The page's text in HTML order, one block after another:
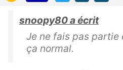
snoopy80 a écrit
Je ne fais pas
ça normal.